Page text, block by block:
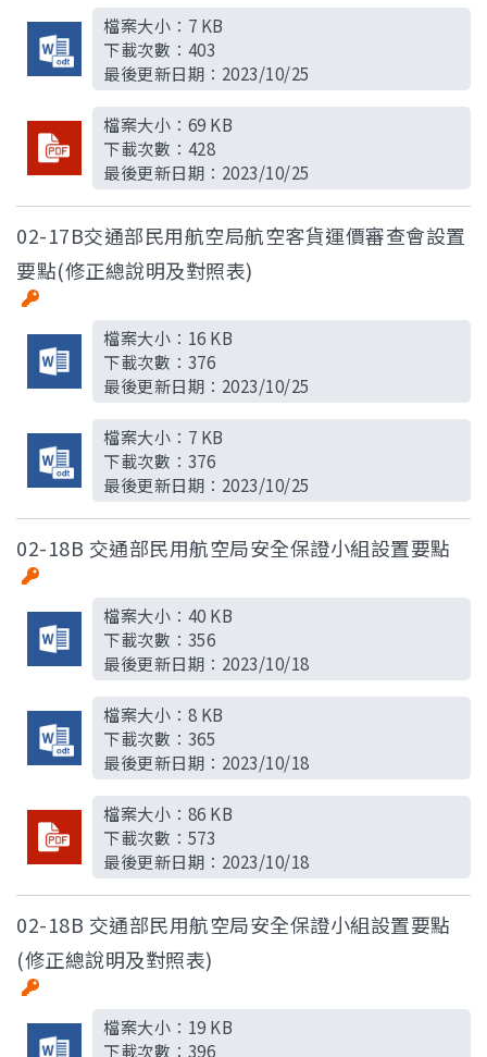
檔案大小： 7 KB
下載次數： 403
最後更新日期： 2023/10/25
檔案大小： 69 KB
下載次數： 428
最後更新日期： 2023/10/25
02-17B交通部民用航空局航空客貨運價審查會設置
要點(修正總說明及對照表)
檔案大小： 16 KB
下載次數： 376
最後更新日期： 2023/10/25
檔案大小： 7 KB
下載次數： 376
最後更新日期： 2023/10/25
02-18B 交通部民用航空局安全保證小組設置要點
檔案大小： 40 KB
下載次數： 356
最後更新日期： 2023/10/18
檔案大小： 8 KB
下載次數： 365
最後更新日期： 2023/10/18
檔案大小： 86 KB
下載次數： 573
最後更新日期： 2023/10/18
02-18B 交通部民用航空局安全保證小組設置要點
(修正總說明及對照表)
檔案大小： 19 KB
下載次數： 396